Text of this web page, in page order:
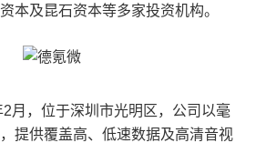
本及昆石资本等多家投资机构。
月，位于深圳市光明区，公司以毫
提供覆盖高、低速数据及高清音视